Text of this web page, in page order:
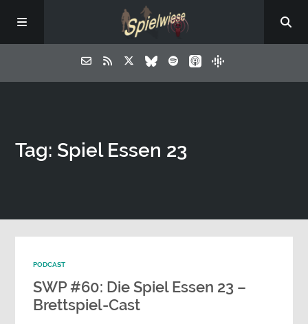
Tag: Spiel Essen 23
PODCAST
SWP #60: Die Spiel Essen 23 –
Brettspiel-Cast